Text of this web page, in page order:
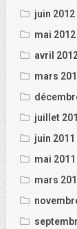
juin 2012
mai 2012
avril
mars
juillet
juin 2011
mai 2011
mars